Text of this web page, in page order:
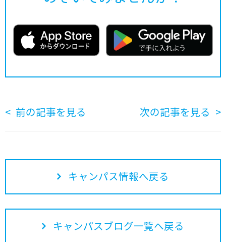
前の記事を見る 次の記事を見る
キャンパス情報へ戻る
キャンパスブログ一覧へ戻る